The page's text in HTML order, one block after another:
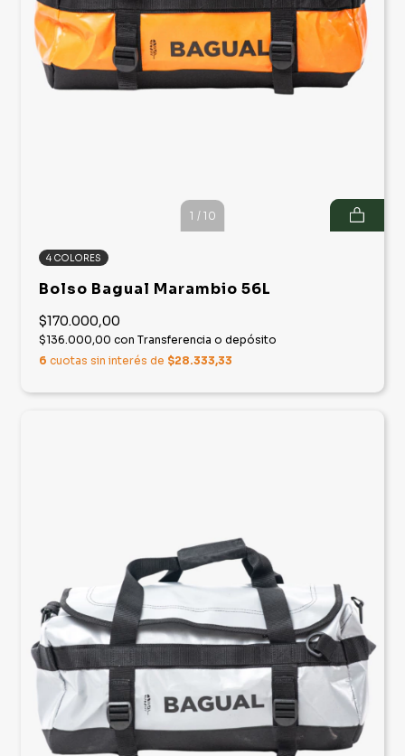
1 / 10
4 COLORES
Bolso Bagual Marambio 56L
$170.000,00
$136.000,00 con Transferencia o depósito
6 cuotas sin interés de $28.333,33